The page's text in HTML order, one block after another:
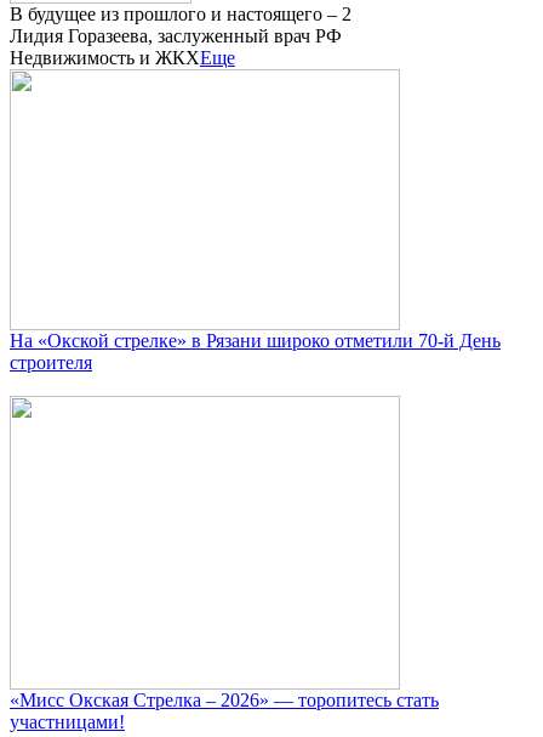
В будущее из прошлого и настоящего – 2
Лидия Горазеева, заслуженный врач РФ
Недвижимость и ЖКХЕще
На «Окской стрелке» в Рязани широко отметили 70-й День
строителя
«Мисс Окская Стрелка – 2026» — торопитесь стать
участницами!